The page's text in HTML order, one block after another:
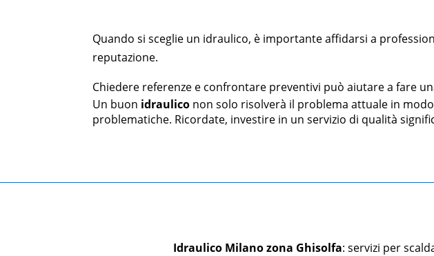
Quando si sceglie un idraulico, è importante affidarsi a
reputazione.
Chiedere referenze e confrontare preventivi può aiutare a fare
Un buon idraulico non solo risolverà il problema attuale in
problematiche. Ricordate, investire in un servizio di qualità
Idraulico Milano zona Ghisolfa: servizi per